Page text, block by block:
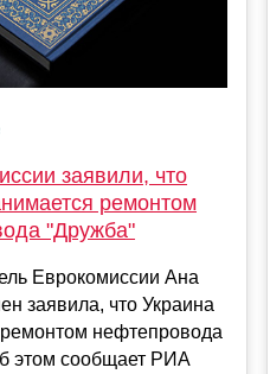
заявили, что
ремонтом
"Дружба"
Еврокомиссии Ана
заявила, что Украина
нефтепровода
этом сообщает РИА